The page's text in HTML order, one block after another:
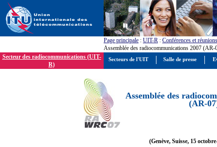
Page principale : UIT-R : Conférences et réunions
Assemblée des radiocommunications 2007 (AR-
Secteur des radiocommunications (UIT-
R)
Assemblée des
(AR-
(Genève, Suisse, 15
Secteurs de l'UIT Salle de presse